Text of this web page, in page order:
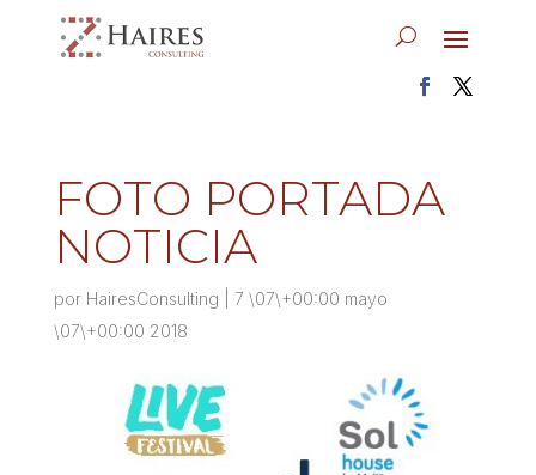
FOTO PORTADA
NOTICIA
por HairesConsulting
7 \07\+00:00 mayo
\07\+00:00 2018